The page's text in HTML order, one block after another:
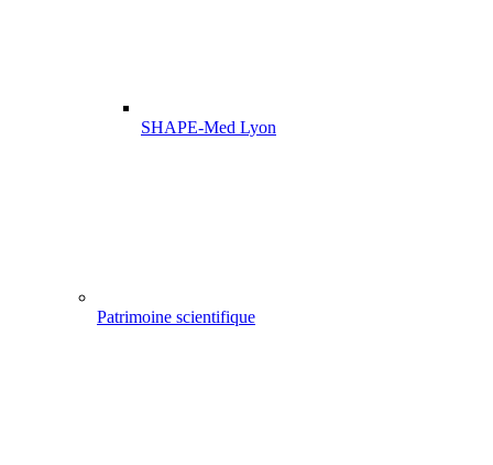
SHAPE-Med Lyon
Patrimoine scientifique